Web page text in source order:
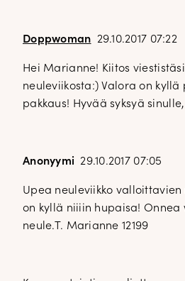
Doppwoman 29.10.2017 07:22
Hei Marianne! Kiitos
neuleviikosta:) Valora on kyllä
pakkaus! Hyvää syksyä
Anonyymi 29.10.2017 07:05
Upea neuleviikko
on kyllä niiiin hupaisa!
neule.T. Marianne 12199